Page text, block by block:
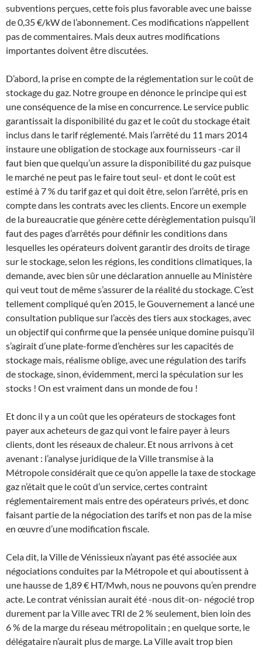
subventions perçues, cette fois plus favorable avec une baisse
de 0,35 €/kW de l’abonnement. Ces modifications n’appellent
pas de commentaires. Mais deux autres modifications
importantes doivent être discutées.
D’abord, la prise en compte de la réglementation sur le coût de
stockage du gaz. Notre groupe en dénonce le principe qui est
une conséquence de la mise en concurrence. Le service public
garantissait la disponibilité du gaz et le coût du stockage était
inclus dans le tarif réglementé. Mais l’arrêté du 11 mars 2014
instaure une obligation de stockage aux fournisseurs -car il
faut bien que quelqu’un assure la disponibilité du gaz puisque
le marché ne peut pas le faire tout seul- et dont le coût est
estimé à 7 % du tarif gaz et qui doit être, selon l’arrêté, pris en
compte dans les contrats avec les clients. Encore un exemple
de la bureaucratie que génère cette dérèglementation puisqu’il
faut des pages d’arrêtés pour définir les conditions dans
lesquelles les opérateurs doivent garantir des droits de tirage
sur le stockage, selon les régions, les conditions climatiques, la
demande, avec bien sûr une déclaration annuelle au Ministère
qui veut tout de même s’assurer de la réalité du stockage. C’est
tellement compliqué qu’en 2015, le Gouvernement a lancé une
consultation publique sur l’accès des tiers aux stockages, avec
un objectif qui confirme que la pensée unique domine puisqu’il
s’agirait d’une plate-forme d’enchères sur les capacités de
stockage mais, réalisme oblige, avec une régulation des tarifs
de stockage, sinon, évidemment, merci la spéculation sur les
stocks ! On est vraiment dans un monde de fou !
Et donc il y a un coût que les opérateurs de stockages font
payer aux acheteurs de gaz qui vont le faire payer à leurs
clients, dont les réseaux de chaleur. Et nous arrivons à cet
avenant : l’analyse juridique de la Ville transmise à la
Métropole considérait que ce qu’on appelle la taxe de stockage
gaz n’était que le coût d’un service, certes contraint
réglementairement mais entre des opérateurs privés, et donc
faisant partie de la négociation des tarifs et non pas de la mise
en œuvre d’une modification fiscale.
Cela dit, la Ville de Vénissieux n’ayant pas été associée aux
négociations conduites par la Métropole et qui aboutissent à
une hausse de 1,89 € HT/Mwh, nous ne pouvons qu’en prendre
acte. Le contrat vénissian aurait été -nous dit-on- négocié trop
durement par la Ville avec TRI de 2 % seulement, bien loin des
6 % de la marge du réseau métropolitain ; en quelque sorte, le
délégataire n’aurait plus de marge. La Ville avait trop bien